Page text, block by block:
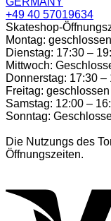
+49 40 57019634
Skateshop-
Montag: geschlossen
Dienstag: 17:30 –
Mittwoch:
Donnerstag: 17:30 –
Freitag: geschlossen
Samstag: 12:00 –
Sonntag:
Die Nutzungs des
Öffnungszeiten.